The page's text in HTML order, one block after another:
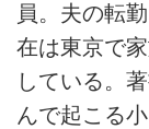
員。夫の転
在は東京で
している。
んで起こる